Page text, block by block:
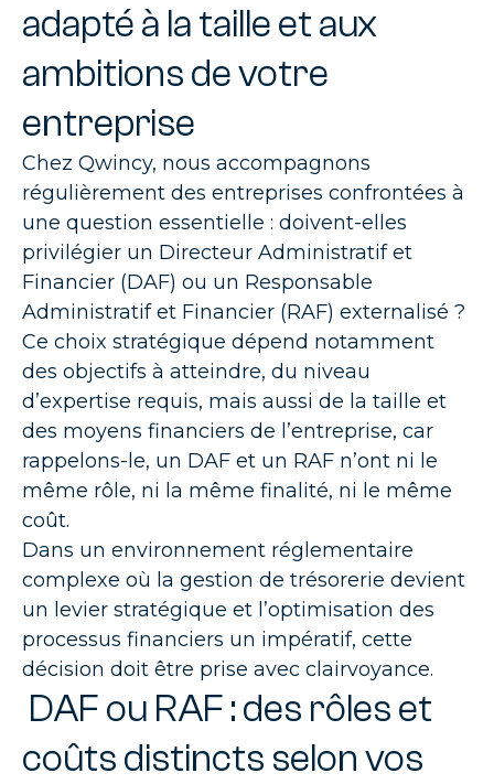
adapté à la taille et aux
ambitions de votre
entreprise
Chez Qwincy, nous accompagnons
régulièrement des entreprises confrontées à
une question essentielle : doivent-elles
privilégier un Directeur Administratif et
Financier (DAF) ou un Responsable
Administratif et Financier (RAF) externalisé ?
Ce choix stratégique dépend notamment
des objectifs à atteindre, du niveau
d’expertise requis, mais aussi de la taille et
des moyens financiers de l’entreprise, car
rappelons-le, un DAF et un RAF n’ont ni le
même rôle, ni la même finalité, ni le même
coût.
Dans un environnement réglementaire
complexe où la gestion de trésorerie devient
un levier stratégique et l’optimisation des
processus financiers un impératif, cette
décision doit être prise avec clairvoyance.
DAF ou RAF : des rôles et
coûts distincts selon vos